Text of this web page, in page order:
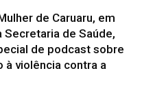
de Caruaru, em
Secretaria de Saúde,
de podcast sobre
à violência contra a